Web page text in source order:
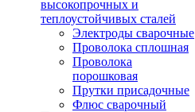
высокопрочных и
теплоустойчивых сталей
Электроды сварочные
Проволока сплошная
Проволока
порошковая
Прутки присадочные
Флюс сварочный